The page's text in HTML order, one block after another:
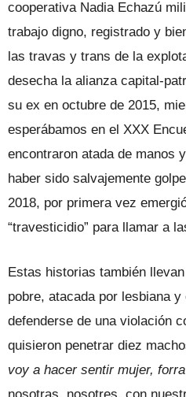
cooperativa Nadia Echazú
trabajo digno, registrado y
las travas y trans de la
desecha la alianza capital-
su ex en octubre de 2015,
esperábamos en el XXX
encontraron atada de manos
haber sido salvajemente
2018, por primera vez
“travesticidio” para llamar a
Estas historias también
pobre, atacada por lesbiana
defenderse de una violación
quisieron penetrar diez
voy a hacer sentir mujer, forra
nosotras, nosotres, con